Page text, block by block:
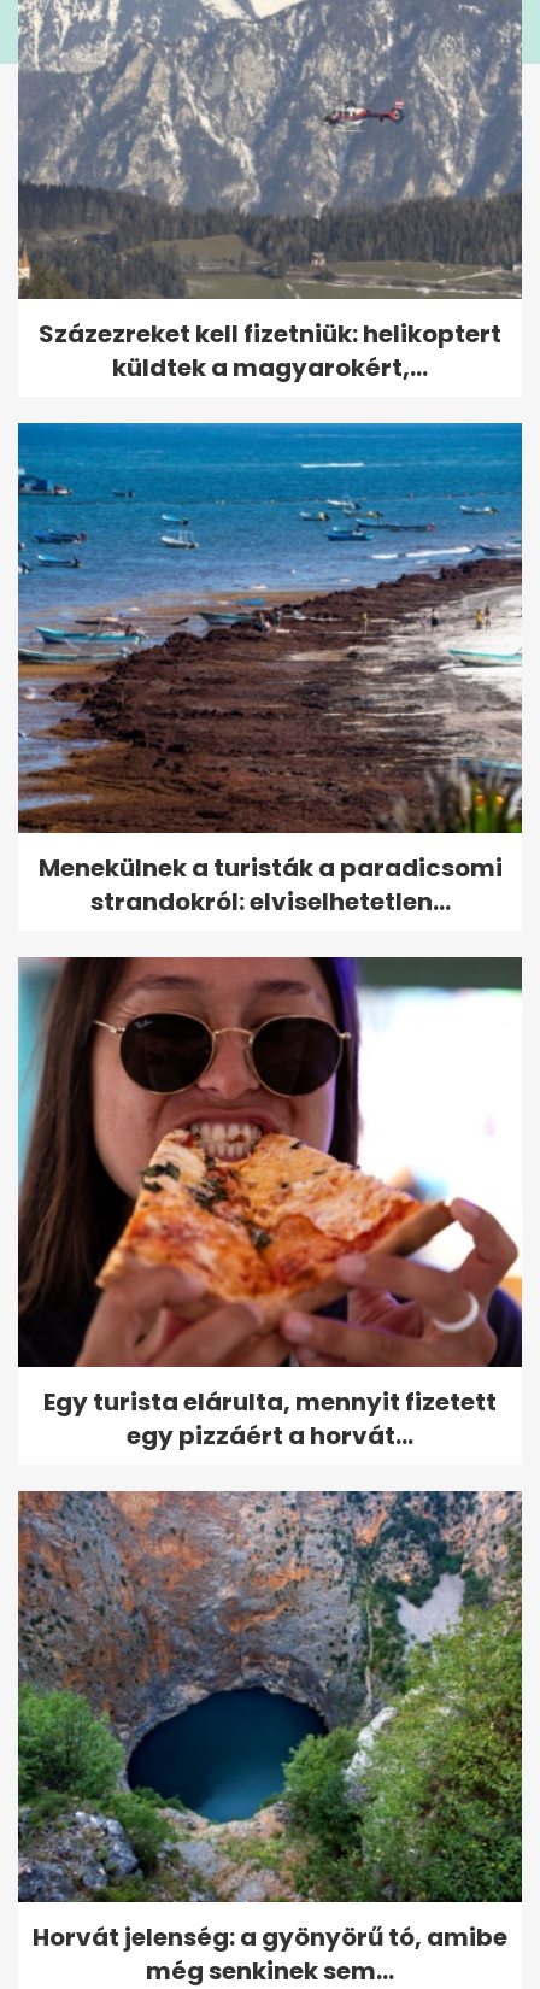
Százezreket kell fizetniük: helikoptert
küldtek a magyarokért,...
Menekülnek a turisták a paradicsomi
strandokról: elviselhetetlen...
Egy turista elárulta, mennyit fizetett
egy pizzáért a horvát...
Horvát jelenség: a gyönyörű tó, amibe
még senkinek sem...